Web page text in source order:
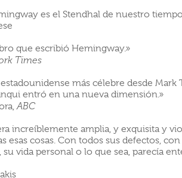
es el Stendhal de nuestro
que escribió Hemingway.»
Times
más célebre desde Mark
entró en una nueva dimensión.»
ABC
increíblemente amplia, y exquisita y
esas cosas. Con todos sus defectos,
su vida personal o lo que sea, parecía